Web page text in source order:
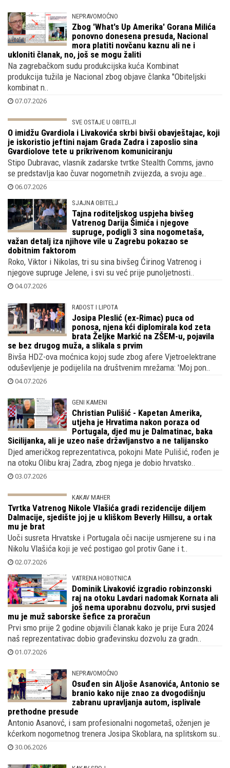
NEPRAVOMOĆNO
Zbog 'What's Up Amerika' Gorana Milića
ponovno donesena presuda, Nacional
mora platiti novčanu kaznu ali ne i
ukloniti članak, no, još se mogu žaliti
Na zagrebačkom sudu produkcijska kuća Kombinat
produkcija tužila je Nacional zbog objave članka "Obiteljski
kombinat n..
07.07.2026
SVE OSTAJE U OBITELJI
O imidžu Gvardiola i Livakovića skrbi bivši
obavještajac, koji je iskoristio jeftini
najam Grada Zadra i zaposlio sina
Gvardiolove tete u prikrivenom komuniciranju
Stipo Dubravac, vlasnik zadarske tvrtke Stealth Comms, javno
se predstavlja kao čuvar nogometnih zvijezda, a svoju age..
SJAJNA OBITELJ
Tajna roditeljskog uspjeha bivšeg
Vatrenog Darija Šimića i njegove
supruge, podigli 3 sina nogometaša,
važan detalj iza njihove vile u Zagrebu pokazao se
dobitnim faktorom
Roko, Viktor i Nikolas, tri su sina bivšeg Ćirinog Vatrenog i
njegove supruge Jelene, i svi su već prije punoljetnosti..
RADOST I LIPOTA
Josipa Pleslić (ex-Rimac) puca od
ponosa, njena kći diplomirala kod zeta
brata Željke Markić na ZŠEM-u, pojavila
se bez drugog muža, a slikala s prvim
Bivša HDZ-ova moćnica kojoj sude zbog afere Vjetroelektrane
oduševljenje je podijelila na društvenim mrežama: 'Moj pon..
GENI KAMENI
Christian Pulišić - Kapetan Amerika,
utjeha je Hrvatima nakon poraza od
Portugala, djed mu je Dalmatinac, baka
Sicilijanka, ali je uzeo naše državljanstvo a ne talijansko
Djed američkog reprezentativca, pokojni Mate Pulišić, rođen je
na otoku Olibu kraj Zadra, zbog njega je dobio hrvatsko..
KAKAV MAHER
Tvrtka Vatrenog Nikole Vlašića gradi
je u kliškom Beverly Hillsu, a ortak mu je
brat
Uoči susreta Hrvatske i Portugala oči nacije usmjerene su i na
Nikolu Vlašića koji je već postigao gol protiv Gane i t..
02.07.2026
VATRENA HOBOTNICA
Dominik Livaković izgradio robinzonski
raj na otoku Lavdari nadomak Kornata ali
još nema uporabnu dozvolu, prvi susjed
mu je muž saborske šefice za proračun
Prvi smo prije 2 godine objavili članak kako je prije Eura 2024
naš reprezentativac dobio građevinsku dozvolu za gradn..
01.07.2026
NEPRAVOMOĆNO
Osuđen sin Aljoše Asanovića, Antonio se
branio kako nije znao za dvogodišnju
zabranu upravljanja autom, isplivale
prethodne presude
Antonio Asanovć, i sam profesionalni nogometaš, oženjen je
kćerkom nogometnog trenera Josipa Skoblara, na splitskom su..